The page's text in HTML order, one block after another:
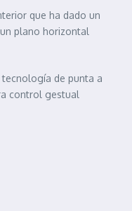
que ha dado un
plano horizontal
de punta a
control gestual